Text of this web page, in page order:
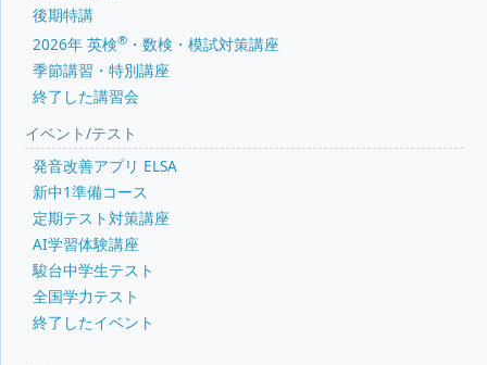
後期特講
2026年 英検® ・数検・模試対策講座
季節講習・特別講座
終了した講習会
イベント/テスト
発音改善アプリ ELSA
新中1準備コース
定期テスト対策講座
AI学習体験講座
駿台中学生テスト
全国学力テスト
終了したイベント